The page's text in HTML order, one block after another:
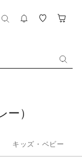
ー）
キッズ・ベビー